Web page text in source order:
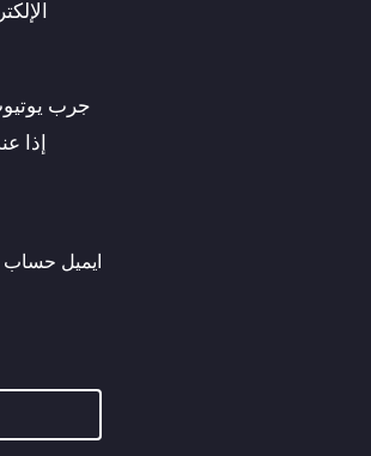
جرب
إذا